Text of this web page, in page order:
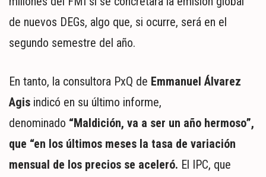
de nuevos DEGs, algo que, si ocurre, será en el
segundo semestre del año.
En tanto, la consultora PxQ de Emmanuel Álvarez
Agis indicó en su último informe,
denominado “Maldición, va a ser un año hermoso”,
que “en los últimos meses la tasa de variación
mensual de los precios se aceleró. El IPC, que